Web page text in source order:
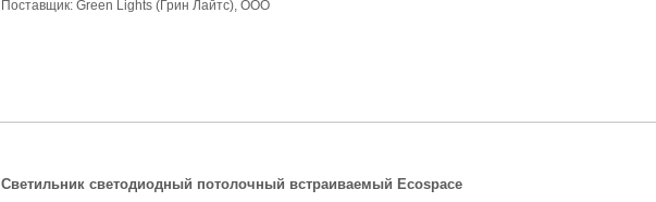
Поставщик: Green Lights (Грин Лайтс), ООО
Светильник светодиодный потолочный встраиваемый Ecospace